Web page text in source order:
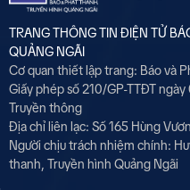
TRANG THÔNG TIN ĐIỆN TỬ
QUẢNG NGÃI
Cơ quan thiết lập trang: Báo và
Giấy phép số 210/GP-TTĐT
Truyền thông
Địa chỉ liên lạc: Số 165 Hùng
Người chịu trách nhiệm chính:
thanh, Truyền hình Quảng Ngãi